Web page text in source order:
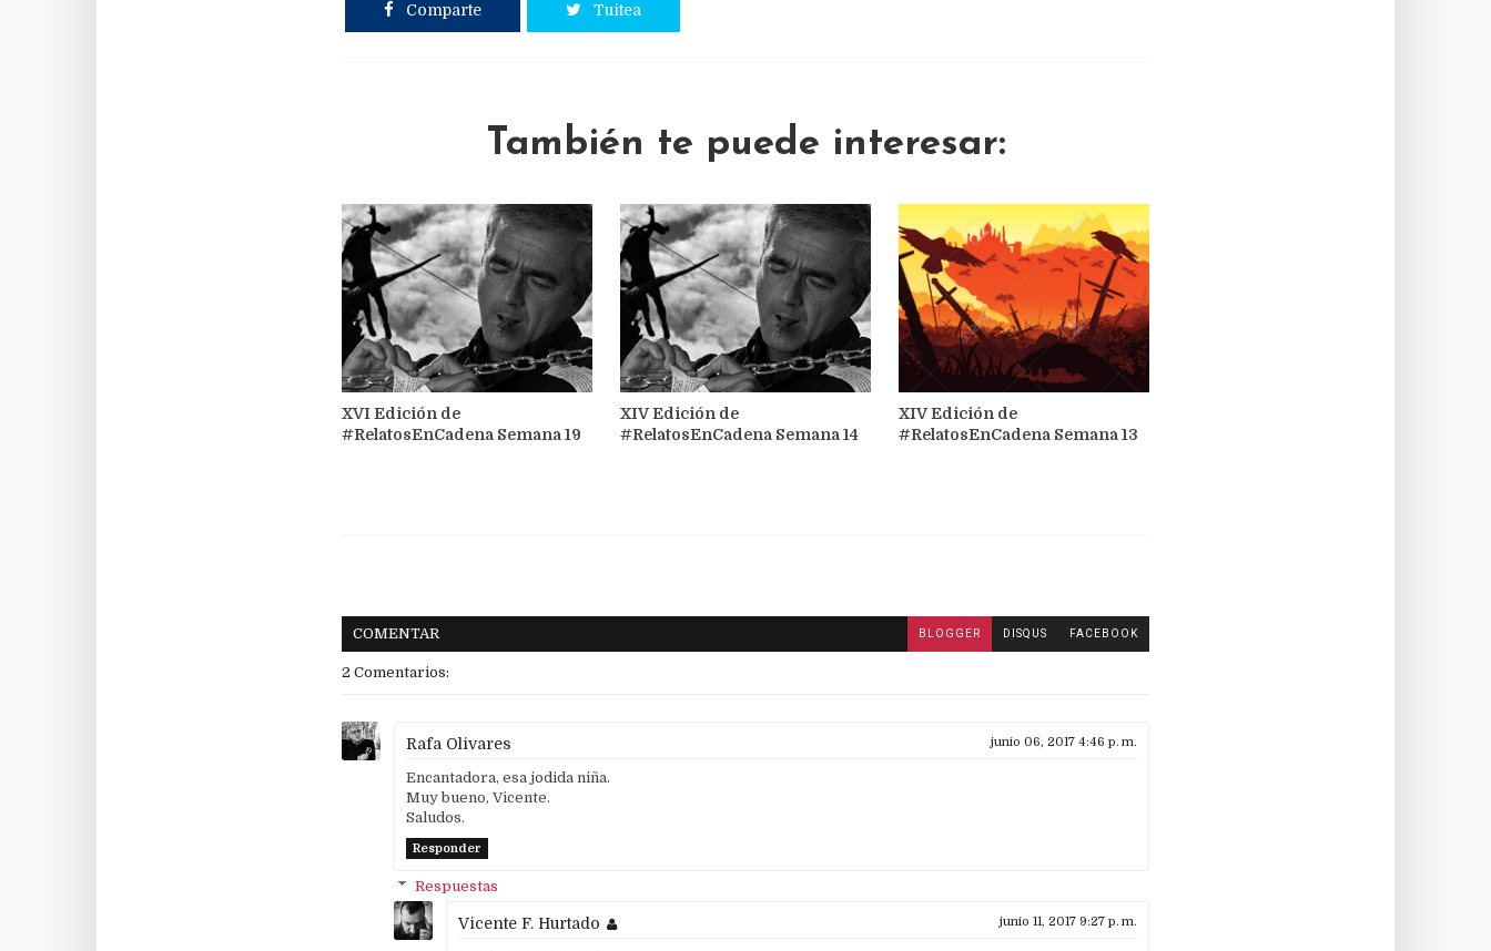
Comparte Tuitea
También te puede interesar:
XVI Edición de
#RelatosEnCadena Semana 19
XIV Edición de
#RelatosEnCadena Semana 14
XIV Edición de
#RelatosEnCadena Semana 13
COMENTAR BLOGGER DISQUS FACEBOOK
2 Comentarios:
Rafa Olivares junio 06, 2017 4:46 p. m.
Encantadora, esa jodida niña.
Muy bueno, Vicente.
Saludos.
Responder
Respuestas
Vicente F. Hurtado junio 11, 2017 9:27 p. m.